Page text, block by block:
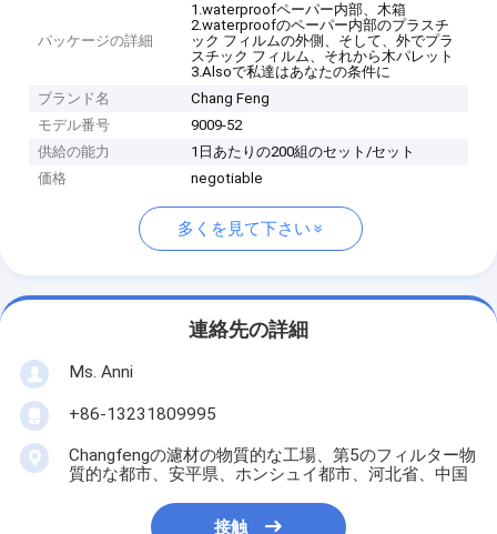
パッケージの詳細
1.waterproofペーパー内部、木箱
2.waterproofのペーパー内部のプラスチ
ック フィルムの外側、そして、外でプラ
スチック フィルム、それから木パレット
3.Alsoで私達はあなたの条件に
ブランド名
Chang Feng
モデル番号
9009-52
供給の能力
1日あたりの200組のセット/セット
価格
negotiable
多くを見て下さい
連絡先の詳細
Ms. Anni
+86-13231809995
Changfengの濾材の物質的な工場、第5のフィルター物
質的な都市、安平県、ホンシュイ都市、河北省、中国
接触